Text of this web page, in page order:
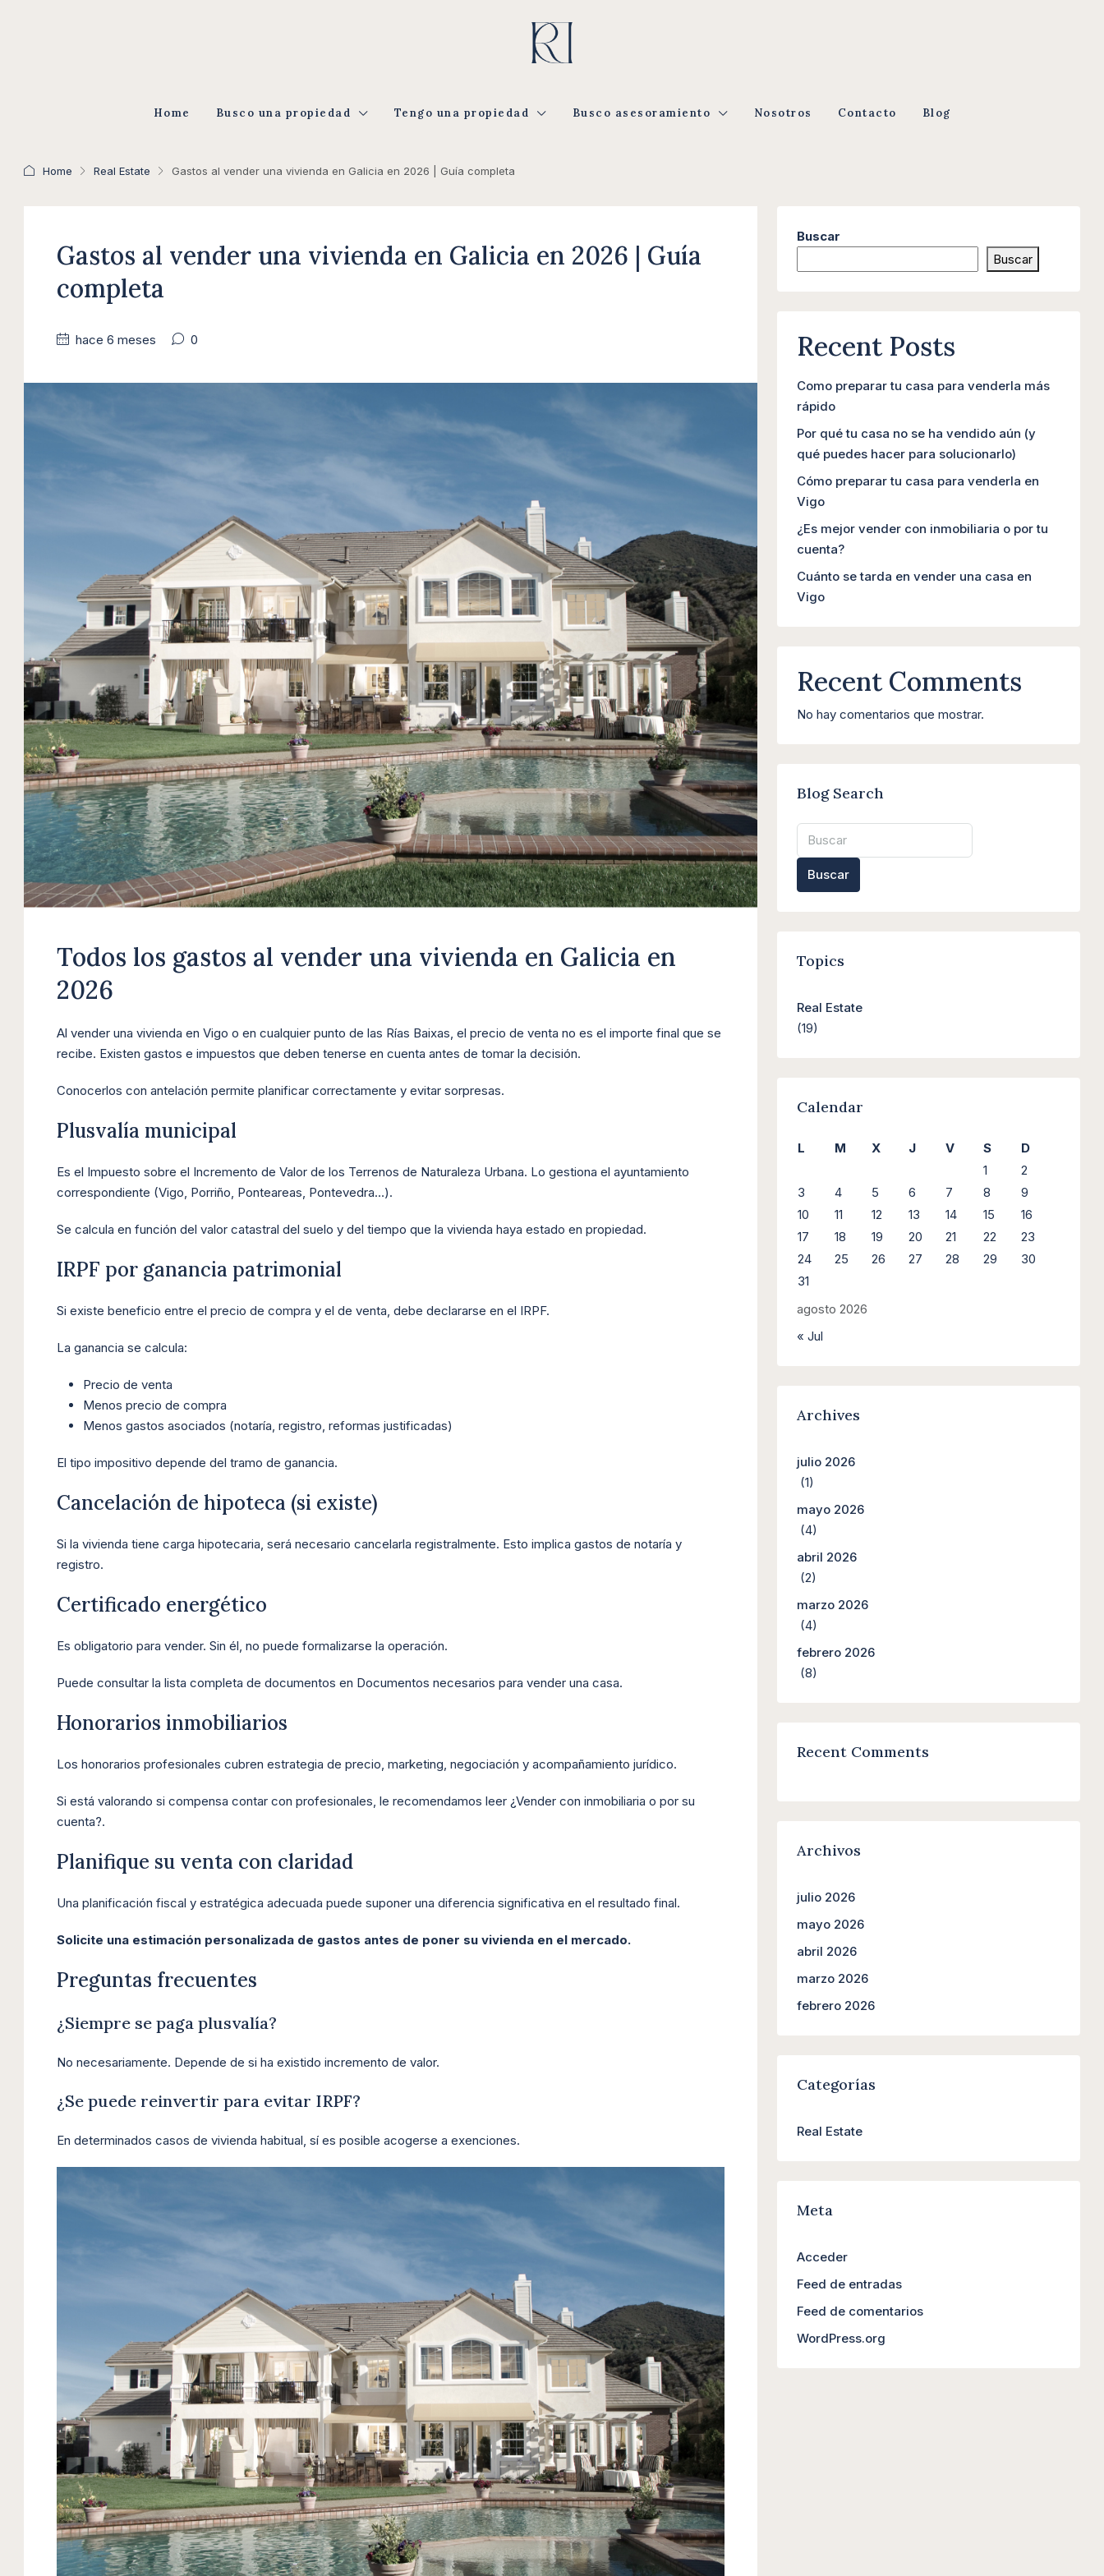
Home Busco una propiedad Tengo una propiedad Busco asesoramiento Nosotros Contacto Blog
Home Real Estate Gastos al vender una vivienda en Galicia en 2026 | Guía completa
Gastos al vender una vivienda en Galicia en 2026 | Guía
completa
hace 6 meses 0
Todos los gastos al vender una vivienda en Galicia en
2026
Al vender una vivienda en Vigo o en cualquier punto de las Rías Baixas, el precio de venta no es el importe final que se
recibe. Existen gastos e impuestos que deben tenerse en cuenta antes de tomar la decisión.
Conocerlos con antelación permite planificar correctamente y evitar sorpresas.
Plusvalía municipal
Es el Impuesto sobre el Incremento de Valor de los Terrenos de Naturaleza Urbana. Lo gestiona el ayuntamiento
correspondiente (Vigo, Porriño, Ponteareas, Pontevedra…).
Se calcula en función del valor catastral del suelo y del tiempo que la vivienda haya estado en propiedad.
IRPF por ganancia patrimonial
Si existe beneficio entre el precio de compra y el de venta, debe declararse en el IRPF.
La ganancia se calcula:
Precio de venta
Menos precio de compra
Menos gastos asociados (notaría, registro, reformas justificadas)
El tipo impositivo depende del tramo de ganancia.
Cancelación de hipoteca (si existe)
Si la vivienda tiene carga hipotecaria, será necesario cancelarla registralmente. Esto implica gastos de notaría y
registro.
Certificado energético
Es obligatorio para vender. Sin él, no puede formalizarse la operación.
Puede consultar la lista completa de documentos en Documentos necesarios para vender una casa.
Honorarios inmobiliarios
Los honorarios profesionales cubren estrategia de precio, marketing, negociación y acompañamiento jurídico.
Si está valorando si compensa contar con profesionales, le recomendamos leer ¿Vender con inmobiliaria o por su
cuenta?.
Planifique su venta con claridad
Una planificación fiscal y estratégica adecuada puede suponer una diferencia significativa en el resultado final.
Solicite una estimación personalizada de gastos antes de poner su vivienda en el mercado.
Preguntas frecuentes
¿Siempre se paga plusvalía?
No necesariamente. Depende de si ha existido incremento de valor.
¿Se puede reinvertir para evitar IRPF?
En determinados casos de vivienda habitual, sí es posible acogerse a exenciones.
Buscar
Buscar
Recent Posts
Como preparar tu casa para venderla más
rápido
Por qué tu casa no se ha vendido aún (y
qué puedes hacer para solucionarlo)
Cómo preparar tu casa para venderla en
Vigo
¿Es mejor vender con inmobiliaria o por tu
cuenta?
Cuánto se tarda en vender una casa en
Vigo
Recent Comments
No hay comentarios que mostrar.
Blog Search
Buscar
Topics
Real Estate
(19)
Calendar
agosto 2026
L M X J V S
D
1
2
3
4 5 6 7 8
9
10
11 12 13 14 15
16
17
18 19 20 21 22
23
24
25 26 27 28 29
30
31
« Jul
Archives
julio 2026
(1)
mayo 2026
(4)
abril 2026
(2)
marzo 2026
(4)
febrero 2026
(8)
Recent Comments
Archivos
julio 2026
mayo 2026
abril 2026
marzo 2026
febrero 2026
Categorías
Real Estate
Meta
Acceder
Feed de entradas
Feed de comentarios
WordPress.org